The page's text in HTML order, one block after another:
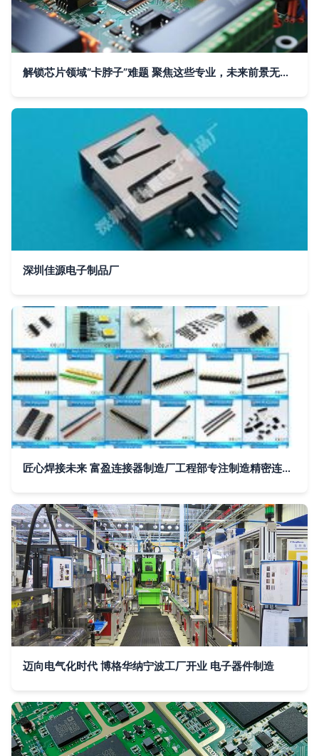
解锁芯片领域“卡脖子”难题 聚焦这些专业，未来前景无限光明
深圳佳源电子制品厂
匠心焊接未来 富盈连接器制造厂工程部专注制造精密连接器
迈向电气化时代 博格华纳宁波工厂开业 电子器件制造